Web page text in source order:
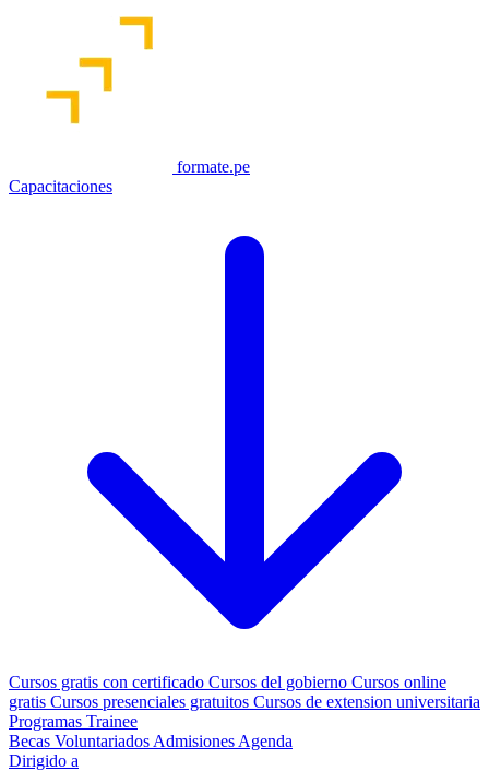
formate.pe
Capacitaciones
Cursos gratis con certificado Cursos del gobierno Cursos online
gratis Cursos presenciales gratuitos Cursos de extension universitaria
Programas Trainee
Becas Voluntariados Admisiones Agenda
Dirigido a